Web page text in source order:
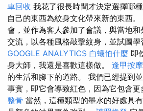
車回收 我花了很長時間才決定選擇哪
自己的東西為紋身文化帶來新的東西
會，並作為客人參加了會議，與當地
交流，以各種風格敲擊紋身，並試圖學
GOOGLE ANALYTICS 白蟻怕什麼 即
身大師，我還是喜歡這樣做。 逢甲按摩
的生活和腳下的道路。 我們已經提到
事實，即它會導致紅色，因為它包含更
整骨 當然，這種類型的墨水的好處具